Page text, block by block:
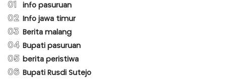
01 info pasuruan
02 Info jawa timur
03 Berita malang
04 Bupati pasuruan
05 berita peristiwa
06 Bupati Rusdi Sutejo